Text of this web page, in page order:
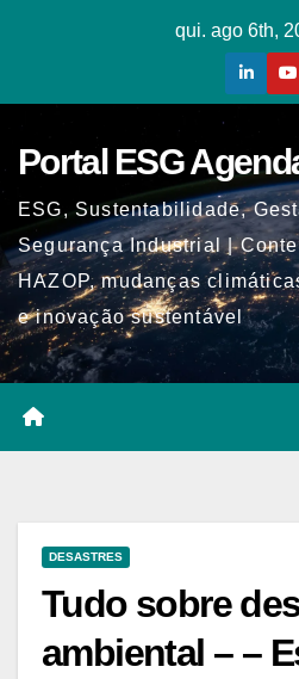
qui. ago 6th,
Portal ESG
ESG, Sustentabilidade,
Segurança Industrial |
HAZOP, mudanças
e inovação sustentável
DESASTRES
Tudo sobre
ambiental – –